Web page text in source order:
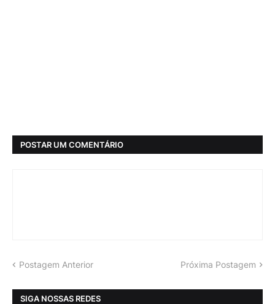
POSTAR UM COMENTÁRIO
Postagem Anterior Próxima Postagem
SIGA NOSSAS REDES